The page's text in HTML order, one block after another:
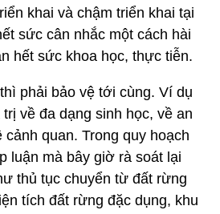
khai và chậm triển khai tại
sức cân nhắc một cách hài
hết sức khoa học, thực tiễn.
phải bảo vệ tới cùng. Ví dụ
về đa dạng sinh học, về an
cảnh quan. Trong quy hoạch
luận mà bây giờ rà soát lại
thủ tục chuyển từ đất rừng
tích đất rừng đặc dụng, khu